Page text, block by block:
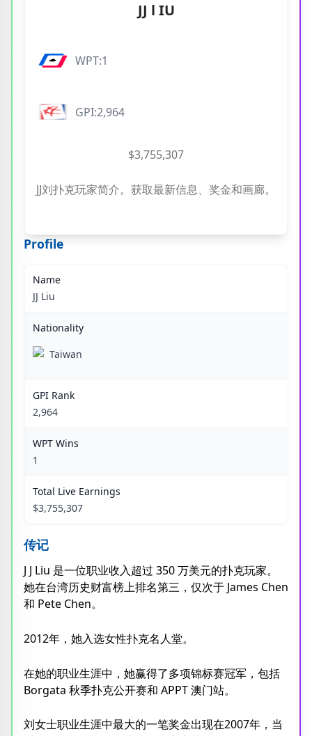
JJ l IU
WPT:1
GPI:2,964
$3,755,307
JJ刘扑克玩家简介。获取最新信息、奖金和画廊。
Profile
Name
JJ Liu
Nationality
Taiwan
GPI Rank
2,964
WPT Wins
1
Total Live Earnings
$3,755,307
传记
J J Liu 是一位职业收入超过 350 万美元的扑克玩家。
她在台湾历史财富榜上排名第三，仅次于 James Chen
和 Pete Chen。
2012年，她入选女性扑克名人堂。
在她的职业生涯中，她赢得了多项锦标赛冠军，包括
Borgata 秋季扑克公开赛和 APPT 澳门站。
刘女士职业生涯中最大的一笔奖金出现在2007年，当